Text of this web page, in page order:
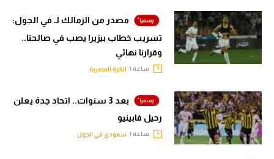
مصدر من الزمالك لـ في الجول:
تسريب خطاب بيزيرا يصب في صالحنا..
وقرارنا نهائي
ساعة | الكرة المصرية
بعد 3 سنوات.. اتحاد جدة يعلن
رحيل فابينيو
ساعة | سعودي في الجول